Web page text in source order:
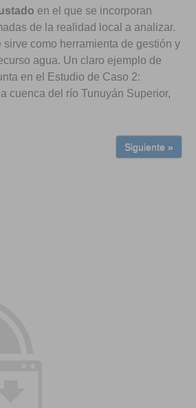
en el que se incorporan
de la realidad local a analizar.
sirve como herramienta de gestión y
agua. Un claro ejemplo de
en el Estudio de Caso 2:
cuenca del río Tunuyán Superior,
Siguiente »